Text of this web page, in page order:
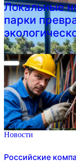
Локальные
парки
Новости
Российские